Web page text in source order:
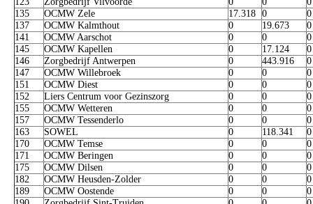
135
OCMW Zele 17.318 0
0
137
OCMW Kalmthout 0 19.673
0
141
OCMW Aarschot 0 0
0
145
OCMW Kapellen 0 17.124
0
146
Zorgbedrijf Antwerpen 0 443.916
0
147
OCMW Willebroek 0 0
0
151
OCMW Diest 0 0
0
152
Liers Centrum voor Gezinszorg 0 0
0
155
OCMW Wetteren 0 0
0
157
OCMW Tessenderlo 0 0
0
163
SOWEL 0 118.341
0
170
OCMW Temse 0 0
0
171
OCMW Beringen 0 0
0
175
OCMW Dilsen 0 0
0
182
OCMW Heusden-Zolder 0 0
0
189
OCMW Oostende 0 0
0